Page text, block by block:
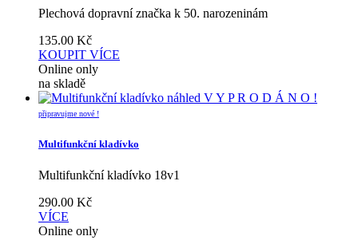
Plechová dopravní značka k 50. narozeninám
135.00 Kč
KOUPIT VÍCE
Online only
na skladě
náhled V Y P R O D Á N O !
připravujme nové !
Multifunkční kladívko
Multifunkční kladívko 18v1
290.00 Kč
VÍCE
Online only